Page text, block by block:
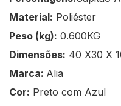
Material: Poliéster
Peso (kg): 0.600KG
Dimensões: 40 X30 X
Marca: Alia
Cor: Preto com Azul